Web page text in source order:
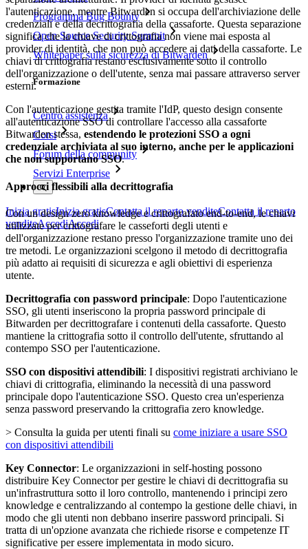
Programma Bug Bounty
Open Source Security Summit
Whitepaper sulla sicurezza di Bitwarden
Formazione
Centro assistenza
Corsi
Forum della community
Servizi Enterprise
Inizia gratisInizia gratisContatta il reparto venditeContatta il reparto
venditeAccediAccedi
l'autenticazione, mentre Bitwarden si occupa dell'archiviazione delle
credenziali e della decrittografia della cassaforte. Questa separazione
significa che la chiave di crittografia non viene mai esposta al
provider di identità, che non può accedere ai dati della cassaforte. Le
chiavi di crittografia restano esclusivamente sotto il controllo
dell'organizzazione o dell'utente, senza mai passare attraverso server
esterni.
Con l'autenticazione gestita tramite l'IdP, questo design consente
all'autenticazione SSO di controllare l'accesso alla cassaforte
Bitwarden stessa, estendendo le protezioni SSO a ogni
credenziale archiviata al suo interno, anche per le applicazioni
che non supportano SSO.
Approcci flessibili alla decrittografia
Con un design zero knowledge e crittografato end-to-end, le chiavi
utilizzate per crittografare le casseforti degli utenti e
dell'organizzazione restano presso l'organizzazione tramite uno dei
tre metodi. Le organizzazioni scelgono il metodo di decrittografia
più adatto ai requisiti di sicurezza e agli obiettivi di esperienza
utente.
Decrittografia con password principale: Dopo l'autenticazione
SSO, gli utenti inseriscono la propria password principale di
Bitwarden per decrittografare i contenuti della cassaforte. Questo
mantiene la crittografia sotto il controllo dell'utente, sfruttando al
contempo SSO per l'autenticazione.
SSO con dispositivi attendibili: I dispositivi registrati archiviano le
chiavi di crittografia, eliminando la necessità di una password
principale dopo l'autenticazione SSO. Questo crea un'esperienza
senza password preservando la crittografia zero knowledge.
> Consulta la guida per utenti finali su come iniziare a usare SSO
con dispositivi attendibili
Key Connector: Le organizzazioni in self-hosting possono
distribuire Key Connector per gestire le chiavi di decrittografia su
un'infrastruttura sotto il loro controllo, mantenendo i principi zero
knowledge e centralizzando al contempo la gestione delle chiavi, in
modo che gli utenti non debbano inserire password principali. Si
tratta di un'opzione avanzata che richiede risorse e competenze IT
significative per essere implementata in modo sicuro.